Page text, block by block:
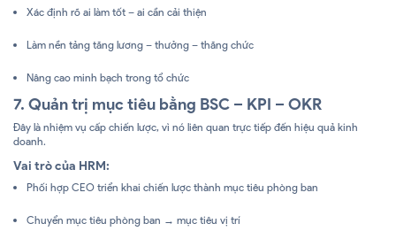
Xác định rõ ai làm tốt – ai cần cải thiện
Làm nền tảng tăng lương – thưởng – thăng chức
Nâng cao minh bạch trong tổ chức
7. Quản trị mục tiêu bằng BSC – KPI – OKR
Đây là nhiệm vụ cấp chiến lược, vì nó liên quan trực tiếp đến hiệu quả kinh
doanh.
Vai trò của HRM:
Phối hợp CEO triển khai chiến lược thành mục tiêu phòng ban
Chuyển mục tiêu phòng ban → mục tiêu vị trí